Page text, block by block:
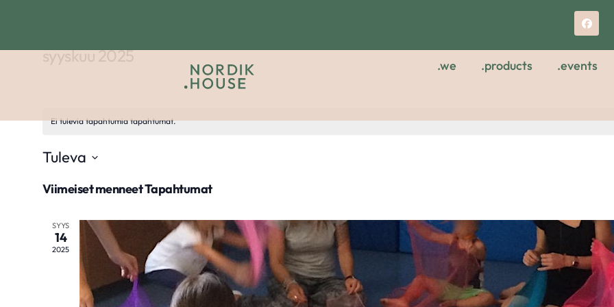
.we .products .events
syyskuu 2025
Ei tulevia tapahtumia tapahtumat.
Tuleva
Viimeiset menneet Tapahtumat
SYYS
14
2025